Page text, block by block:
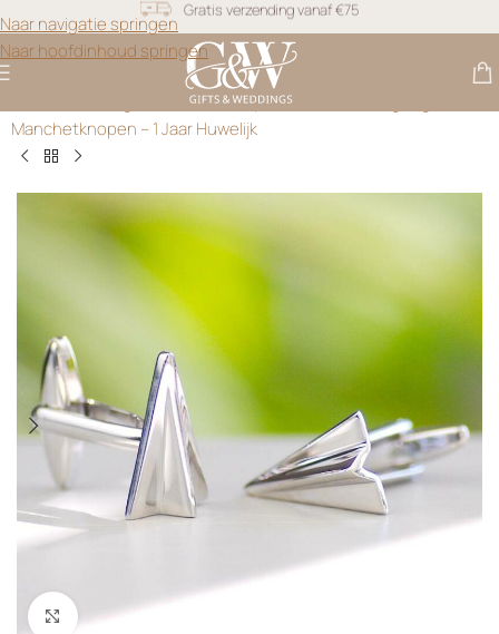
Naar navigatie springen
Naar hoofdinhoud springen
Snel geleverd
Gratis personalisatie
Manchetknopen>
Manchetknopen – 1 Jaar Huwelijk
Klik om te vergroten